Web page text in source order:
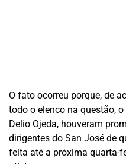
O fato ocorreu porque, de
todo o elenco na questão,
Delio Ojeda, houveram
dirigentes do San José de
feita até a próxima quarta-